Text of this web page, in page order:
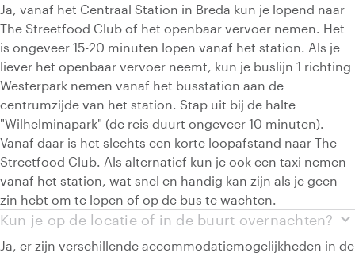
Ja, vanaf het Centraal Station in Breda kun je lopend naar
The Streetfood Club of het openbaar vervoer nemen. Het
is ongeveer 15-20 minuten lopen vanaf het station. Als je
liever het openbaar vervoer neemt, kun je buslijn 1 richting
Westerpark nemen vanaf het busstation aan de
centrumzijde van het station. Stap uit bij de halte
"Wilhelminapark" (de reis duurt ongeveer 10 minuten).
Vanaf daar is het slechts een korte loopafstand naar The
Streetfood Club. Als alternatief kun je ook een taxi nemen
vanaf het station, wat snel en handig kan zijn als je geen
zin hebt om te lopen of op de bus te wachten.
expand_more
Kun je op de locatie of in de buurt overnachten?
Ja, er zijn verschillende accommodatiemogelijkheden in de